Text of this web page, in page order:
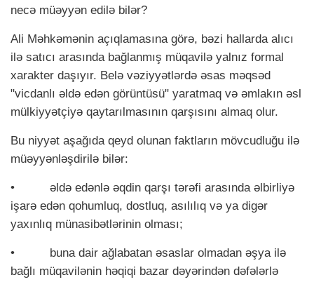
necə müəyyən edilə bilər?
Ali Məhkəmənin açıqlamasına görə, bəzi hallarda alıcı
ilə satıcı arasında bağlanmış müqavilə yalnız formal
xarakter daşıyır. Belə vəziyyətlərdə əsas məqsəd
"vicdanlı əldə edən görüntüsü" yaratmaq və əmlakın əsl
mülkiyyətçiyə qaytarılmasının qarşısını almaq olur.
Bu niyyət aşağıda qeyd olunan faktların mövcudluğu ilə
müəyyənləşdirilə bilər:
•
əldə edənlə əqdin qarşı tərəfi arasında əlbirliyə
işarə edən qohumluq, dostluq, asılılıq və ya digər
yaxınlıq münasibətlərinin olması;
•
buna dair ağlabatan əsaslar olmadan əşya ilə
bağlı müqavilənin həqiqi bazar dəyərindən dəfələrlə